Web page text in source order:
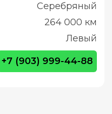
Серебряный
264 000 км
Левый
+7 (903) 999-44-88